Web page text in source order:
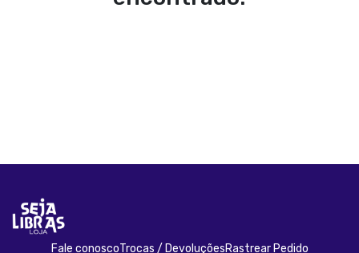
Fale conoscoTrocas / DevoluçõesRastrear Pedido